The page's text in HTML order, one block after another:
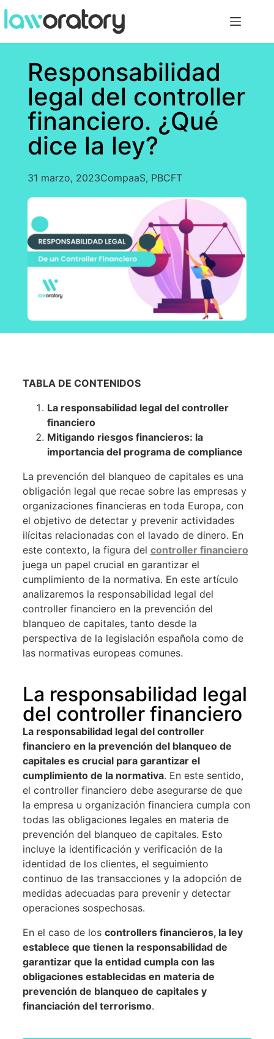
Responsabilidad
legal del controller
financiero. ¿Qué
dice la ley?
31 marzo, 2023CompaaS, PBCFT
TABLA DE CONTENIDOS
La responsabilidad legal del controller
financiero
Mitigando riesgos financieros: la
importancia del programa de compliance
La prevención del blanqueo de capitales es una
obligación legal que recae sobre las empresas y
organizaciones financieras en toda Europa, con
el objetivo de detectar y prevenir actividades
ilícitas relacionadas con el lavado de dinero. En
este contexto, la figura del controller financiero
juega un papel crucial en garantizar el
cumplimiento de la normativa. En este artículo
analizaremos la responsabilidad legal del
controller financiero en la prevención del
blanqueo de capitales, tanto desde la
perspectiva de la legislación española como de
las normativas europeas comunes.
La responsabilidad legal
del controller financiero
La responsabilidad legal del controller
financiero en la prevención del blanqueo de
capitales es crucial para garantizar el
cumplimiento de la normativa. En este sentido,
el controller financiero debe asegurarse de que
la empresa u organización financiera cumpla con
todas las obligaciones legales en materia de
prevención del blanqueo de capitales. Esto
incluye la identificación y verificación de la
identidad de los clientes, el seguimiento
continuo de las transacciones y la adopción de
medidas adecuadas para prevenir y detectar
operaciones sospechosas.
En el caso de los controllers financieros, la ley
establece que tienen la responsabilidad de
garantizar que la entidad cumpla con las
obligaciones establecidas en materia de
prevención de blanqueo de capitales y
financiación del terrorismo.